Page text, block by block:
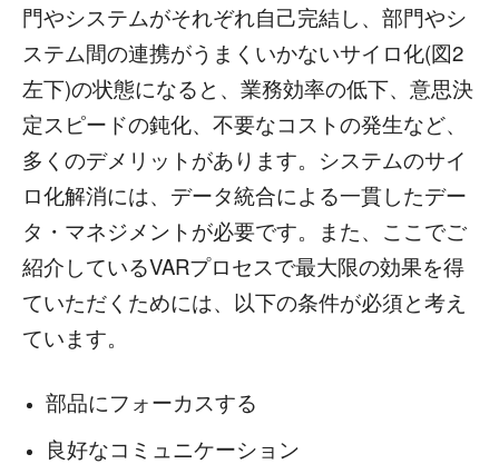
門やシステムがそれぞれ自己完結し、部門やシ
ステム間の連携がうまくいかないサイロ化(図2
左下)の状態になると、業務効率の低下、意思決
定スピードの鈍化、不要なコストの発生など、
多くのデメリットがあります。システムのサイ
ロ化解消には、データ統合による一貫したデー
タ・マネジメントが必要です。また、ここでご
紹介しているVARプロセスで最大限の効果を得
ていただくためには、以下の条件が必須と考え
ています。
部品にフォーカスする
良好なコミュニケーション